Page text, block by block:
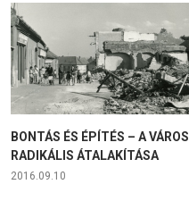
BONTÁS ÉS ÉPÍTÉS – A VÁROS
RADIKÁLIS ÁTALAKÍTÁSA
2016.09.10